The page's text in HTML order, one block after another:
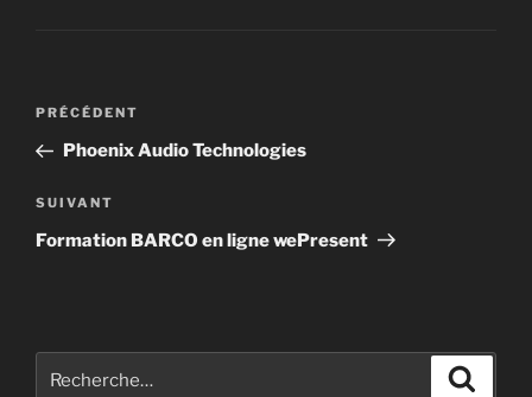
PRÉCÉDENT
Phoenix Audio Technologies
SUIVANT
Formation BARCO en ligne wePresent